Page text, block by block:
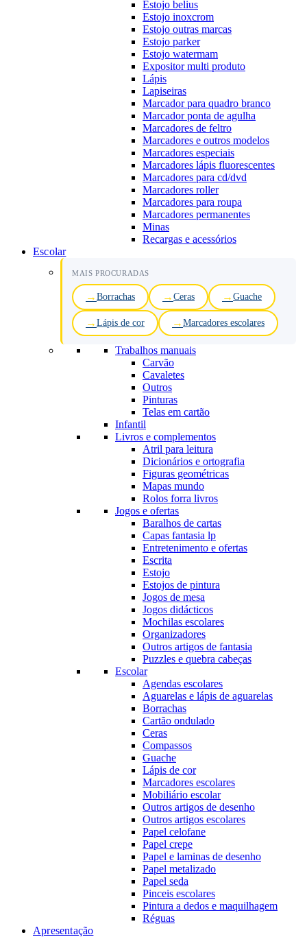
Estojo belius
Estojo inoxcrom
Estojo outras marcas
Estojo parker
Estojo watermam
Expositor multi produto
Lápis
Lapiseiras
Marcador para quadro branco
Marcador ponta de agulha
Marcadores de feltro
Marcadores e outros modelos
Marcadores especiais
Marcadores lápis fluorescentes
Marcadores para cd/dvd
Marcadores roller
Marcadores para roupa
Marcadores permanentes
Minas
Recargas e acessórios
Escolar
MAIS PROCURADAS
Borrachas Ceras Guache
Lápis de cor Marcadores escolares
Trabalhos manuais
Carvão
Cavaletes
Outros
Pinturas
Telas em cartão
Infantil
Livros e complementos
Atril para leitura
Dicionários e ortografia
Figuras geométricas
Mapas mundo
Rolos forra livros
Jogos e ofertas
Baralhos de cartas
Capas fantasia lp
Entretenimento e ofertas
Escrita
Estojo
Estojos de pintura
Jogos de mesa
Jogos didácticos
Mochilas escolares
Organizadores
Outros artigos de fantasia
Puzzles e quebra cabeças
Escolar
Agendas escolares
Aguarelas e lápis de aguarelas
Borrachas
Cartão ondulado
Ceras
Compassos
Guache
Lápis de cor
Marcadores escolares
Mobiliário escolar
Outros artigos de desenho
Outros artigos escolares
Papel celofane
Papel crepe
Papel e laminas de desenho
Papel metalizado
Papel seda
Pinceis escolares
Pintura a dedos e maquilhagem
Réguas
Apresentação